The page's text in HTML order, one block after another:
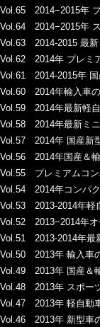
Vol.65 2014−2015年
Vol.64 2014−2015年
Vol.63 2014-2015 最
Vol.62 2014年 プレミ
Vol.61 2014-2015年
Vol.60 2014年輸入車
Vol.59 2014年最新軽
Vol.58 2014年最新ミ
Vol.57 2014年 国産新
Vol.56 2014年国産＆
Vol.55 プレミアムコ
Vol.54 2014年コンパ
Vol.53 2013-2014年軽
Vol.52 2013−2014年
Vol.51 2013-2014年最
Vol.50 2013年 輸入車
Vol.49 2013年 国産＆
Vol.48 2013年 スポー
Vol.47 2013年 軽自動
Vol.46 2013年 新型車